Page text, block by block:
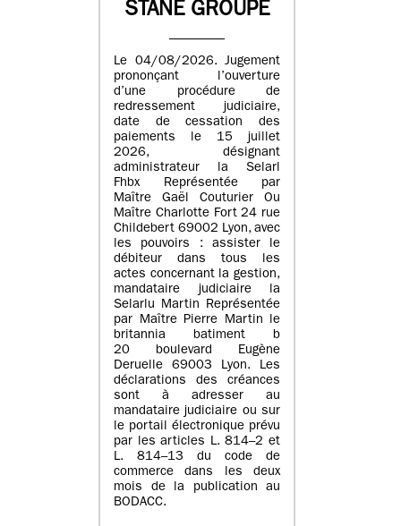
STANE GROUPE
Le 04/08/2026. Jugement
prononçant l’ouverture
d’une procédure de
redressement judiciaire,
date de cessation des
paiements le 15 juillet
2026, désignant
administrateur la Selarl
Fhbx Représentée par
Maître Gaël Couturier Ou
Maître Charlotte Fort 24 rue
Childebert 69002 Lyon, avec
les pouvoirs : assister le
débiteur dans tous les
actes concernant la gestion,
mandataire judiciaire la
Selarlu Martin Représentée
par Maître Pierre Martin le
britannia batiment b
20 boulevard Eugène
Deruelle 69003 Lyon. Les
déclarations des créances
sont à adresser au
mandataire judiciaire ou sur
le portail électronique prévu
par les articles L. 814–2 et
L. 814–13 du code de
commerce dans les deux
mois de la publication au
BODACC.